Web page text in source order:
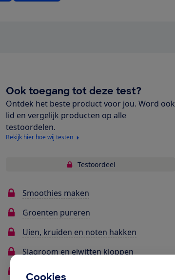
Cookies
Ook toegang tot deze test?
Ontdek het beste product voor jou. Word ook
lid en vergelijk producten op alle
testoordelen.
Bekijk hier hoe wij testen
Testoordeel
Smoothies maken
Groenten pureren
Uien, kruiden en noten hakken
Slagroom en eiwitten kloppen
Pannenkoekenbeslag mixen